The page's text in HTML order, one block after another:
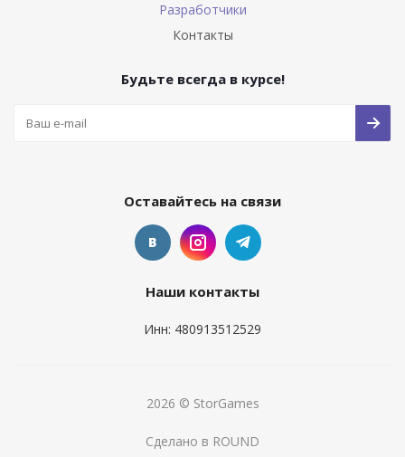
Разработчики
Контакты
Будьте всегда в курсе!
Оставайтесь на связи
Наши контакты
Инн: 480913512529
2026 © StorGames
Сделано в ROUND